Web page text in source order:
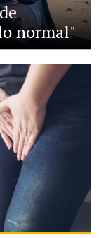
normal"